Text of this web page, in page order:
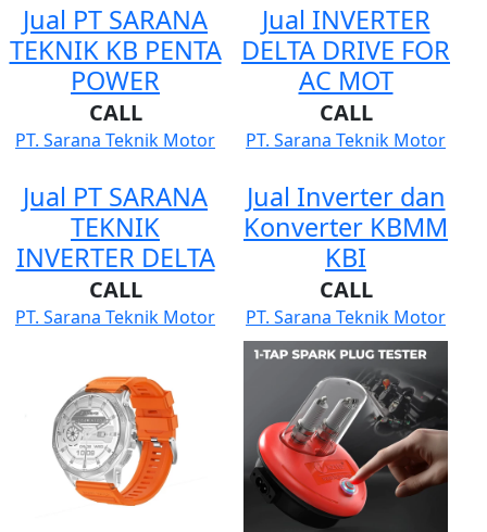
Jual PT SARANA
TEKNIK KB PENTA
POWER
CALL
PT. Sarana Teknik Motor
Jual INVERTER
DELTA DRIVE FOR
AC MOT
CALL
PT. Sarana Teknik Motor
Jual PT SARANA
TEKNIK
INVERTER DELTA
CALL
PT. Sarana Teknik Motor
Jual Inverter dan
Konverter KBMM
KBI
CALL
PT. Sarana Teknik Motor